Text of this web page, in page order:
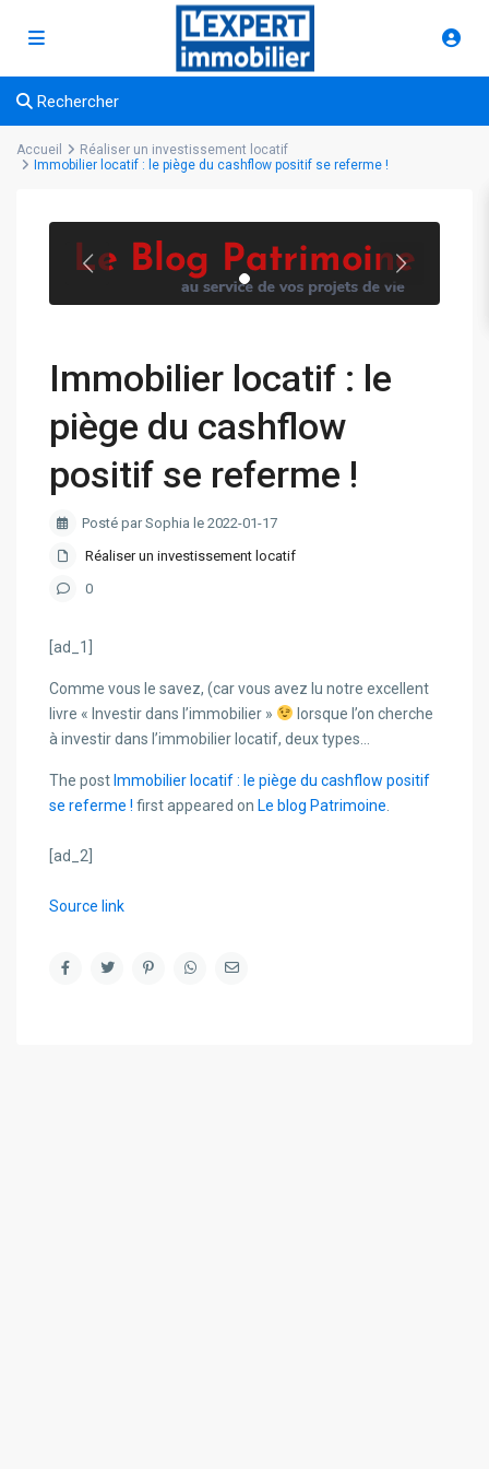
Rechercher
Accueil
Réaliser un investissement locatif
Immobilier locatif : le piège du cashflow positif se referme !
Immobilier locatif : le
piège du cashflow
positif se referme !
Posté par Sophia le 2022-01-17
Réaliser un investissement locatif
0
[ad_1]
Comme vous le savez, (car vous avez lu notre excellent
livre « Investir dans l’immobilier »
lorsque l’on cherche
à investir dans l’immobilier locatif, deux types…
The post Immobilier locatif : le piège du cashflow positif
se referme ! first appeared on Le blog Patrimoine
[ad_2]
Source link